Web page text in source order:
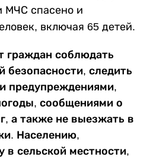
МЧС спасено и
включая 65 детей.
граждан соблюдать
следить
предупреждениями,
сообщениями о
а также не выезжать в
Населению,
сельской местности,